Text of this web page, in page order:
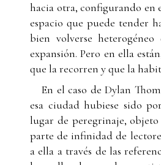
hacia otra, configurando en
espacio que puede tender
bien volverse
expansión. Pero en ella
que la recorren y que la
En el caso de Dylan
esa ciudad hubiese sido
lugar de peregrinaje,
parte de infinidad de
a ella a través de las